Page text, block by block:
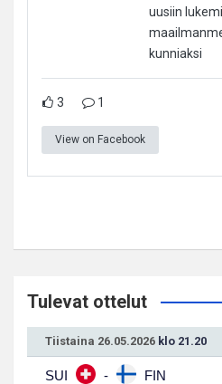
uusiin
kunniaksi
3 1
View on Facebook
Tulevat ottelut
Tiistaina 26.05.2026 klo 21.20
SUI - FIN